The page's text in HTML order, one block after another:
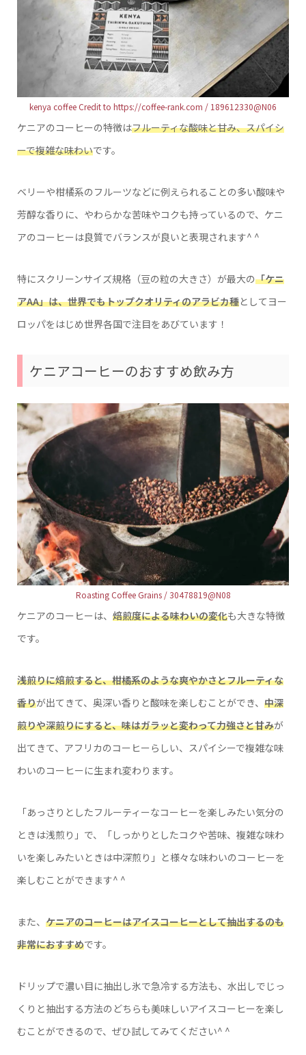
kenya coffee Credit to https://coffee-rank.com / 189612330@N06
ケニアのコーヒーの特徴はフルーティな酸味と甘み、スパイシ
ーで複雑な味わいです。
ベリーや柑橘系のフルーツなどに例えられることの多い酸味や
芳醇な香りに、やわらかな苦味やコクも持っているので、ケニ
アのコーヒーは良質でバランスが良いと表現されます^ ^
特にスクリーンサイズ規格（豆の粒の大きさ）が最大の「ケニ
アAA」は、世界でもトップクオリティのアラビカ種としてヨー
ロッパをはじめ世界各国で注目をあびています！
ケニアコーヒーのおすすめ飲み方
Roasting Coffee Grains / 30478819@N08
ケニアのコーヒーは、 焙煎度による味わいの変化も大きな特徴
です。
浅煎りに焙煎すると、柑橘系のような爽やかさとフルーティな
香りが出てきて、奥深い香りと酸味を楽しむことができ、 中深
煎りや深煎りにすると、味はガラッと変わって力強さと甘みが
出てきて、アフリカのコーヒーらしい、スパイシーで複雑な味
わいのコーヒーに生まれ変わります。
「あっさりとしたフルーティーなコーヒーを楽しみたい気分の
ときは浅煎り」で、「しっかりとしたコクや苦味、複雑な味わ
いを楽しみたいときは中深煎り」と様々な味わいのコーヒーを
楽しむことができます^ ^
また、 ケニアのコーヒーはアイスコーヒーとして抽出するのも
非常におすすめです。
ドリップで濃い目に抽出し氷で急冷する方法も、水出しでじっ
くりと抽出する方法のどちらも美味しいアイスコーヒーを楽し
むことができるので、ぜひ試してみてください^ ^